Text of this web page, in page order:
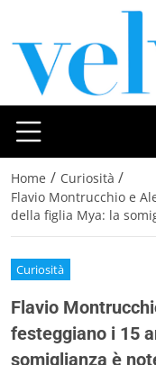
Home / Curiosità /
Flavio Montrucchio e
della figlia Mya: la
Curiosità
Flavio
festeggiano i 15
somiglianza è